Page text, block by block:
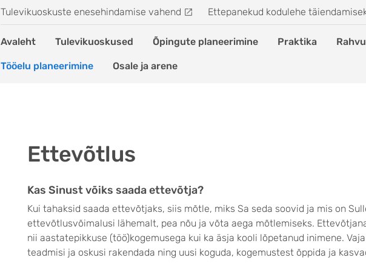
Tulevikuoskuste enesehindamise vahend Ettepanekud kodulehe
Avaleht Tulevikuoskused Õpingute planeerimine Praktika
Tööelu planeerimine Osale ja arene
Ettevõtlus
Kas Sinust võiks saada ettevõtja?
Kui tahaksid saada ettevõtjaks, siis mõtle, miks Sa seda soovid ja mis on
ettevõtlusvõimalusi lähemalt, pea nõu ja võta aega mõtlemiseks.
nii aastatepikkuse (töö)kogemusega kui ka äsja kooli lõpetanud inimene.
teadmisi ja oskusi rakendada ning uusi koguda, kogemustest õppida ja